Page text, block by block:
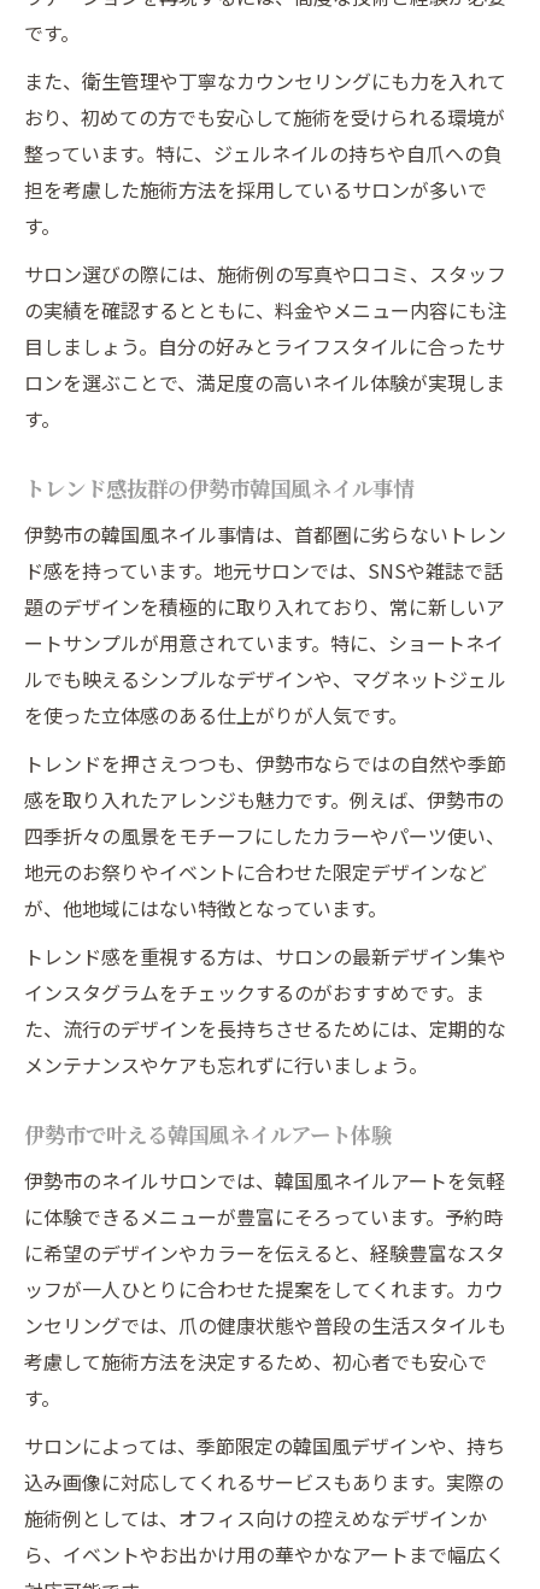
です。
また、衛生管理や丁寧なカウンセリングにも力を入れて
おり、初めての方でも安心して施術を受けられる環境が
整っています。特に、ジェルネイルの持ちや自爪への負
担を考慮した施術方法を採用しているサロンが多いで
す。
サロン選びの際には、施術例の写真や口コミ、スタッフ
の実績を確認するとともに、料金やメニュー内容にも注
目しましょう。自分の好みとライフスタイルに合ったサ
ロンを選ぶことで、満足度の高いネイル体験が実現しま
す。
トレンド感抜群の伊勢市韓国風ネイル事情
伊勢市の韓国風ネイル事情は、首都圏に劣らないトレン
ド感を持っています。地元サロンでは、SNSや雑誌で話
題のデザインを積極的に取り入れており、常に新しいア
ートサンプルが用意されています。特に、ショートネイ
ルでも映えるシンプルなデザインや、マグネットジェル
を使った立体感のある仕上がりが人気です。
トレンドを押さえつつも、伊勢市ならではの自然や季節
感を取り入れたアレンジも魅力です。例えば、伊勢市の
四季折々の風景をモチーフにしたカラーやパーツ使い、
地元のお祭りやイベントに合わせた限定デザインなど
が、他地域にはない特徴となっています。
トレンド感を重視する方は、サロンの最新デザイン集や
インスタグラムをチェックするのがおすすめです。ま
た、流行のデザインを長持ちさせるためには、定期的な
メンテナンスやケアも忘れずに行いましょう。
伊勢市で叶える韓国風ネイルアート体験
伊勢市のネイルサロンでは、韓国風ネイルアートを気軽
に体験できるメニューが豊富にそろっています。予約時
に希望のデザインやカラーを伝えると、経験豊富なスタ
ッフが一人ひとりに合わせた提案をしてくれます。カウ
ンセリングでは、爪の健康状態や普段の生活スタイルも
考慮して施術方法を決定するため、初心者でも安心で
す。
サロンによっては、季節限定の韓国風デザインや、持ち
込み画像に対応してくれるサービスもあります。実際の
施術例としては、オフィス向けの控えめなデザインか
ら、イベントやお出かけ用の華やかなアートまで幅広く